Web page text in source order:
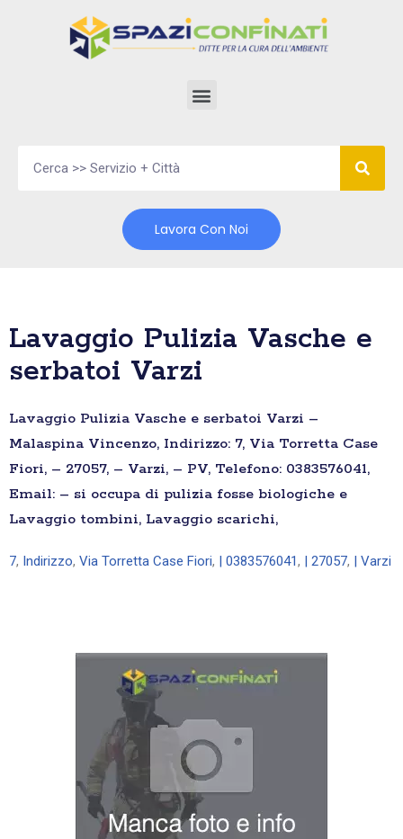
Lavora Con Noi
Lavaggio Pulizia Vasche e
serbatoi Varzi
Lavaggio Pulizia Vasche e serbatoi Varzi –
Malaspina Vincenzo, Indirizzo: 7, Via Torretta Case
Fiori, – 27057, – Varzi, – PV, Telefono: 0383576041,
Email: – si occupa di pulizia fosse biologiche e
Lavaggio tombini, Lavaggio scarichi,
7, Indirizzo, Via Torretta Case Fiori, | 0383576041, | 27057, | Varzi